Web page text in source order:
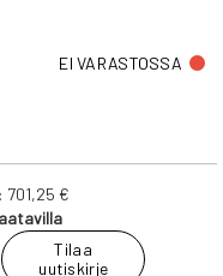
EI VARASTOSSA
701,25 €
Tilaa
uutiskirje